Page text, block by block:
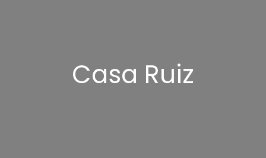
Casa Ruiz